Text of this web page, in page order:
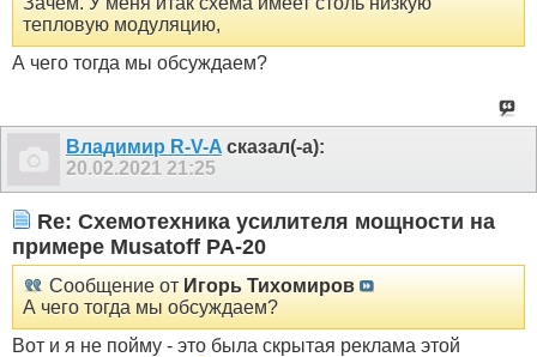
тепловую модуляцию,
А чего тогда мы обсуждаем?
Владимир R-V-A сказал(-а):
20.02.2021 21:25
Re: Схемотехника усилителя мощности на
примере Musatoff PA-20
Сообщение от Игорь Тихомиров
А чего тогда мы обсуждаем?
Вот и я не пойму - это была скрытая реклама этой